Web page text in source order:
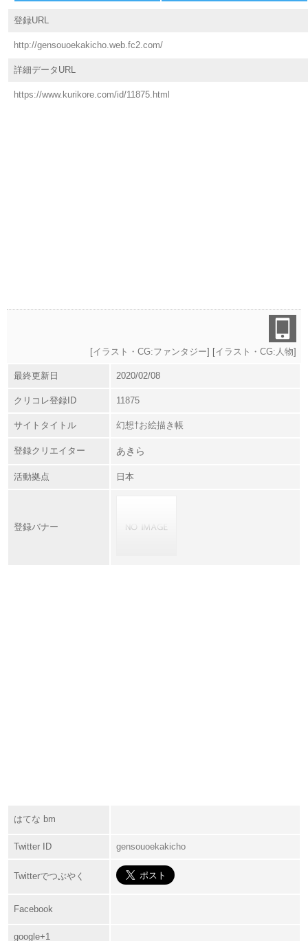
登録URL
http://gensouoekakicho.web.fc2.com/
詳細データURL
https://www.kurikore.com/id/11875.html
[イラスト・CG:ファンタジー] [イラスト・CG:人物]
最終更新日 2020/02/08
クリコレ登録ID 11875
サイトタイトル 幻想†お絵描き帳
登録クリエイター あきら
活動拠点 日本
登録バナー
はてな bm
Twitter ID gensouoekakicho
Twitterでつぶやく
Facebook
google+1